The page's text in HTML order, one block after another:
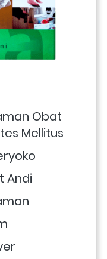
Obat
Mellitus
Andi